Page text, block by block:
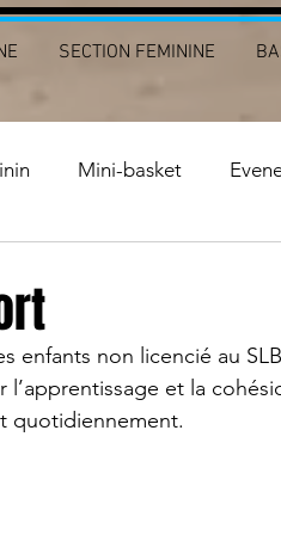
SECTION FEMININE
Mini-basket
enfants non licencié au SLB
et la
quotidiennement.